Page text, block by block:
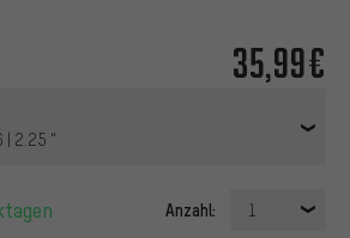
35,99€
| 2.25 "
Anzahl: 1